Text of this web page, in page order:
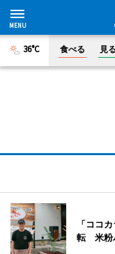
36°C 食べる 見
「ココ
転 米粉